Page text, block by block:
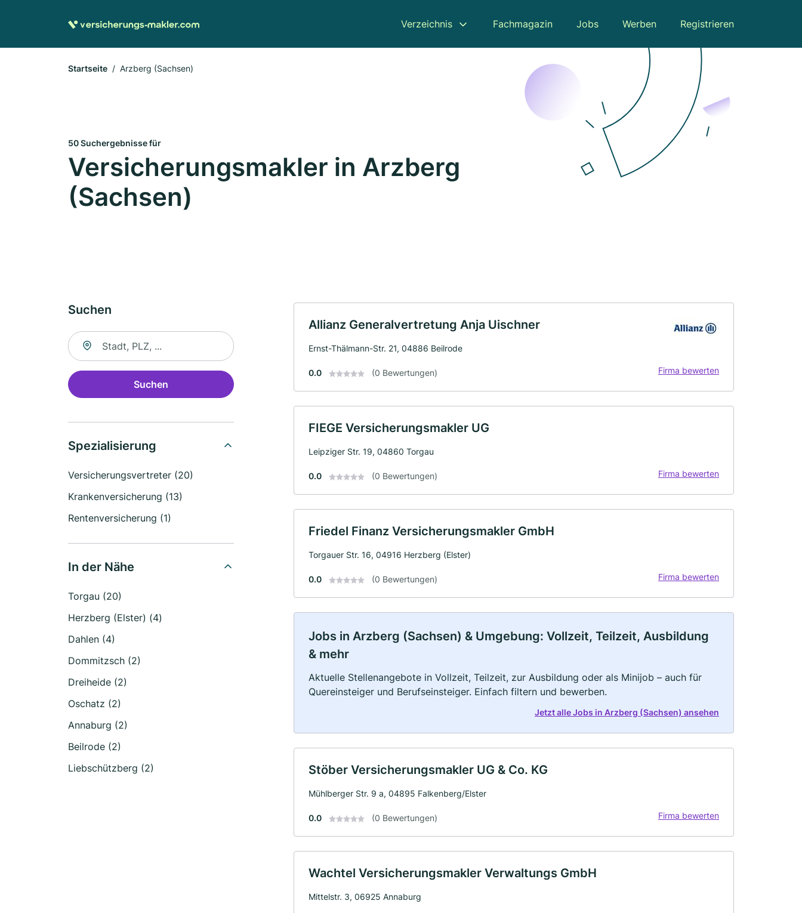
Verzeichnis Fachmagazin Jobs Werben Registrieren
Startseite Arzberg (Sachsen)
50 Suchergebnisse für
Versicherungsmakler in Arzberg
(Sachsen)
Suchen
Suche nach Ort
Suchen
Spezialisierung
Versicherungsvertreter (20)
Krankenversicherung (13)
Rentenversicherung (1)
In der Nähe
Torgau (20)
Herzberg (Elster) (4)
Dahlen (4)
Dommitzsch (2)
Dreiheide (2)
Oschatz (2)
Annaburg (2)
Beilrode (2)
Liebschützberg (2)
Allianz Generalvertretung Anja Uischner
Ernst-Thälmann-Str. 21, 04886 Beilrode
0.0 (0 Bewertungen) Firma bewerten
FIEGE Versicherungsmakler UG
Leipziger Str. 19, 04860 Torgau
0.0 (0 Bewertungen) Firma bewerten
Friedel Finanz Versicherungsmakler GmbH
Torgauer Str. 16, 04916 Herzberg (Elster)
0.0 (0 Bewertungen) Firma bewerten
Jobs in Arzberg (Sachsen) & Umgebung: Vollzeit, Teilzeit, Ausbildung
& mehr
Aktuelle Stellenangebote in Vollzeit, Teilzeit, zur Ausbildung oder als Minijob – auch für
Quereinsteiger und Berufseinsteiger. Einfach filtern und bewerben.
Jetzt alle Jobs in Arzberg (Sachsen) ansehen
Stöber Versicherungsmakler UG & Co. KG
Mühlberger Str. 9 a, 04895 Falkenberg/Elster
0.0 (0 Bewertungen) Firma bewerten
Wachtel Versicherungsmakler Verwaltungs GmbH
Mittelstr. 3, 06925 Annaburg